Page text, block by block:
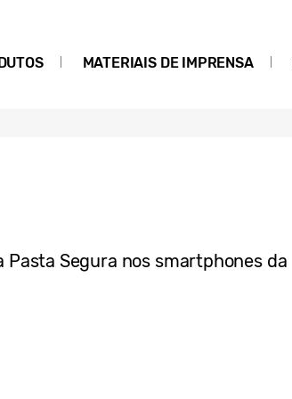
MATERIAIS DE IMPRENSA
Pasta Segura nos smartphones da